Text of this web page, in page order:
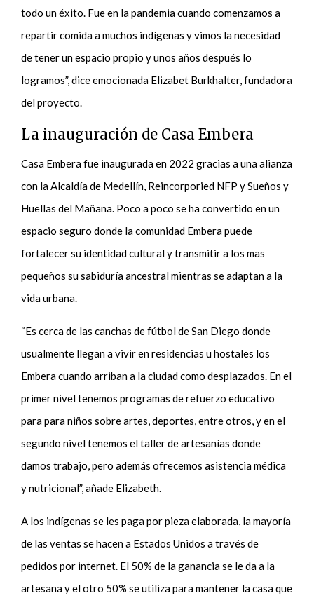
todo un éxito. Fue en la pandemia cuando comenzamos a
repartir comida a muchos indígenas y vimos la necesidad
de tener un espacio propio y unos años después lo
logramos”, dice emocionada Elizabet Burkhalter, fundadora
del proyecto.
La inauguración de Casa Embera
Casa Embera fue inaugurada en 2022 gracias a una alianza
con la Alcaldía de Medellín, Reincorporied NFP y Sueños y
Huellas del Mañana. Poco a poco se ha convertido en un
espacio seguro donde la comunidad Embera puede
fortalecer su identidad cultural y transmitir a los mas
pequeños su sabiduría ancestral mientras se adaptan a la
vida urbana.
“Es cerca de las canchas de fútbol de San Diego donde
usualmente llegan a vivir en residencias u hostales los
Embera cuando arriban a la ciudad como desplazados. En el
primer nivel tenemos programas de refuerzo educativo
para para niños sobre artes, deportes, entre otros, y en el
segundo nivel tenemos el taller de artesanías donde
damos trabajo, pero además ofrecemos asistencia médica
y nutricional”, añade Elizabeth.
A los indígenas se les paga por pieza elaborada, la mayoría
de las ventas se hacen a Estados Unidos a través de
pedidos por internet. El 50% de la ganancia se le da a la
artesana y el otro 50% se utiliza para mantener la casa que